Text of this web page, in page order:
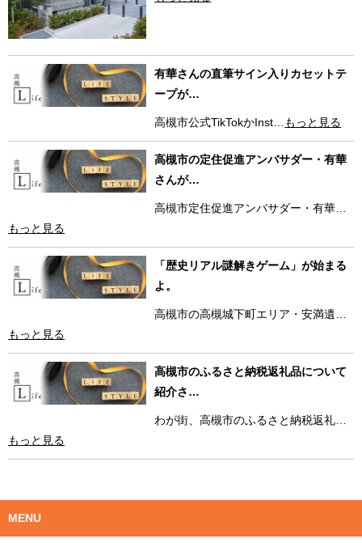
有華さんの直筆サイン入りカセットテ
ープが…
高槻市公式TikTokかInst… もっと見る
高槻市の定住促進アンバサダー・有華
さんが…
高槻市定住促進アンバサダー・有華…
もっと見る
「歴史リアル謎解きゲーム」が始まる
よ。
高槻市の高槻城下町エリア・安満遺…
もっと見る
高槻市のふるさと納税返礼品について
紹介さ…
わが街、高槻市のふるさと納税返礼…
もっと見る
MENU